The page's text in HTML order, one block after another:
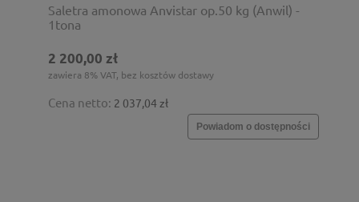
Saletra amonowa Anvistar op.50 kg (Anwil) -
1tona
2 200,00 zł
zawiera 8% VAT, bez kosztów dostawy
Cena netto: 2 037,04 zł
Powiadom o dostępności